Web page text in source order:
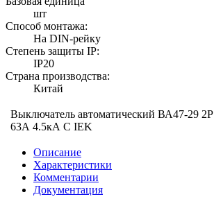
шт
Способ монтажа:
На DIN-рейку
Степень защиты IP:
IP20
Страна производства:
Китай
Выключатель автоматический ВА47-29 2Р
63А 4.5кА С IEK
Описание
Характеристики
Комментарии
Документация